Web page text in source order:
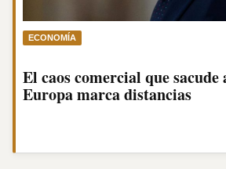
ECONOMÍA
El caos comercial que
Europa marca distancias